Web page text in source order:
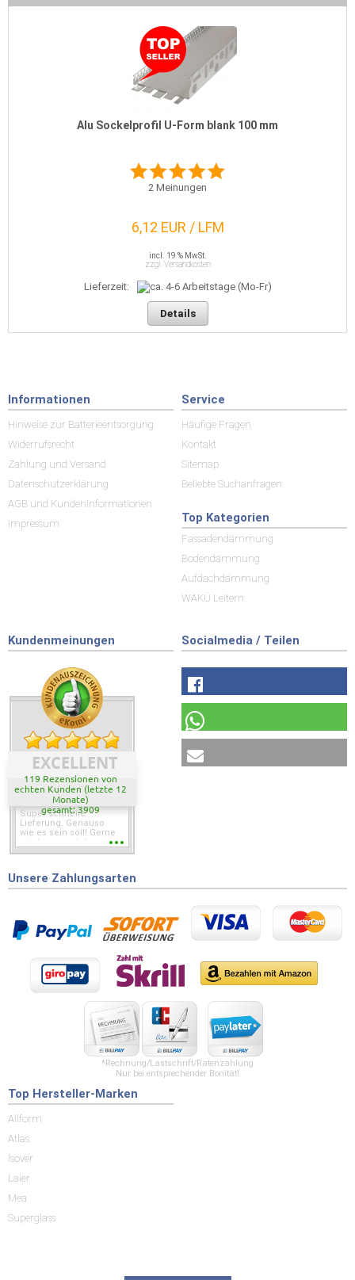
Alu Sockelprofil U-Form blank 100 mm
2 Meinungen
6,12 EUR / LFM
incl. 19 % MwSt.
zzgl. Versandkosten
Lieferzeit:
Details
Informationen
Hinweise zur Batterieentsorgung
Widerrufsrecht
Zahlung und Versand
Datenschutzerklärung
AGB und Kundeninformationen
Impressum
Service
Häufige Fragen
Kontakt
Sitemap
Beliebte Suchanfragen
Top Kategorien
Fassadendämmung
Bodendämmung
Aufdachdämmung
WAKÜ Leitern
Kundenmeinungen
EXCELLENT
119 Rezensionen von
echten Kunden (letzte 12
Monate)
gesamt: 3909
Super schnelle
Lieferung. Genauso
wie es sein soll! Gerne
wieder wenn ich was
Socialmedia / Teilen
Unsere Zahlungsarten
*Rechnung/Lastschrift/Ratenzahlung
Nur bei entsprechender Bonität!
Top Hersteller-Marken
Allform
Atlas
Isover
Laier
Mea
Superglass